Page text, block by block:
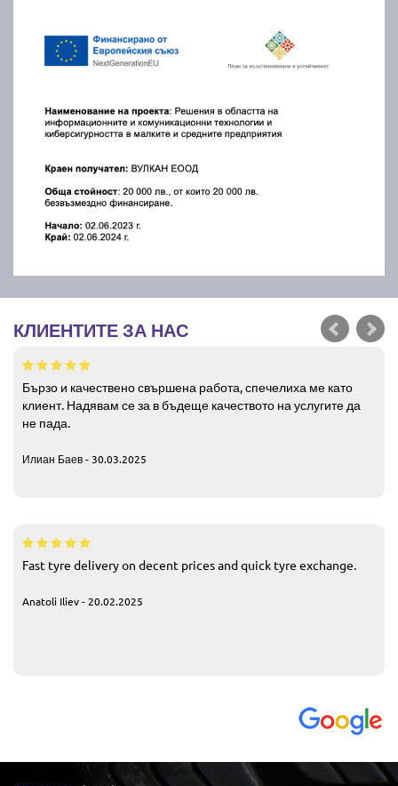
КЛИЕНТИТЕ ЗА НАС
Бързо и качествено свършена работа, спечелиха ме като
клиент. Надявам се за в бъдеще качеството на услугите да
не пада.
Илиан Баев - 30.03.2025
Fast tyre delivery on decent prices and quick tyre exchange.
Anatoli Iliev - 20.02.2025